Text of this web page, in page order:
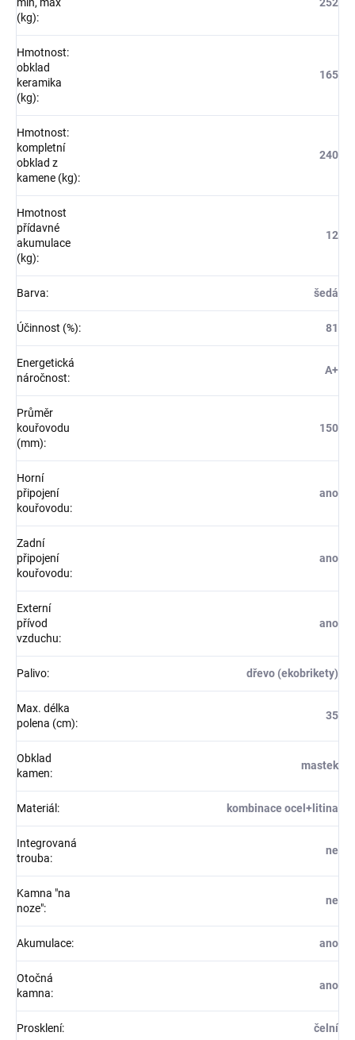
min, max
(kg):
252
Hmotnost:
obklad
keramika
(kg):
165
Hmotnost:
kompletní
obklad z
kamene (kg):
240
Hmotnost
přídavné
akumulace
(kg):
12
Barva: šedá
Účinnost (%): 81
Energetická
náročnost:
A+
Průměr
kouřovodu
(mm):
150
Horní
připojení
kouřovodu:
ano
Zadní
připojení
kouřovodu:
ano
Externí
přívod
vzduchu:
ano
Palivo: dřevo (ekobrikety)
Max. délka
polena (cm):
35
Obklad
kamen:
mastek
Materiál : kombinace ocel+litina
Integrovaná
trouba:
ne
Kamna "na
noze":
ne
Akumulace: ano
Otočná
kamna:
ano
Prosklení: čelní